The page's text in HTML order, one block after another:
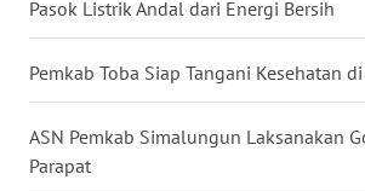
Pasok Listrik Andal dari Energi Bersih
Pemkab Toba Siap Tangani Kesehatan
ASN Pemkab Simalungun Laksanakan
Parapat
NUSANTARA
WN
JOGJA